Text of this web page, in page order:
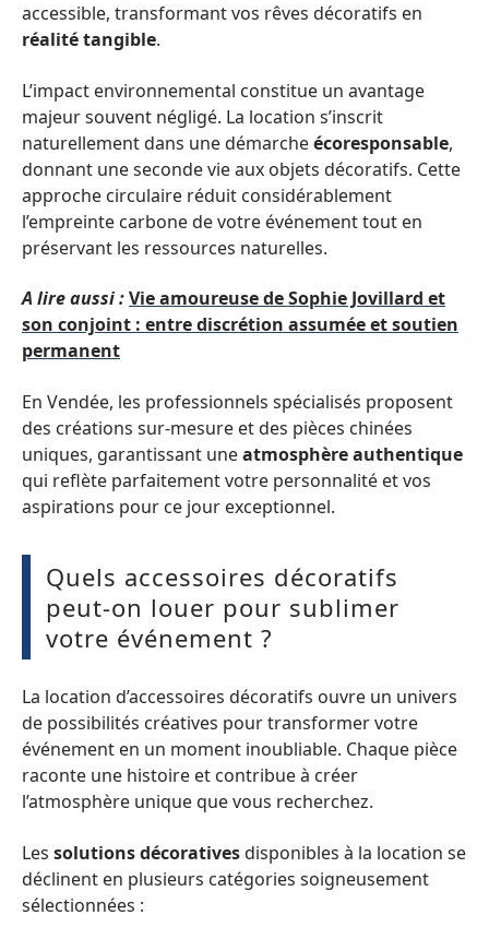
accessible, transformant vos rêves décoratifs en
réalité tangible.
L’impact environnemental constitue un avantage
majeur souvent négligé. La location s’inscrit
naturellement dans une démarcheécoresponsable,
donnant une seconde vie aux objets décoratifs. Cette
approche circulaire réduit considérablement
l’empreinte carbone de votre événement tout en
préservant les ressources naturelles.
A lire aussi :Vie amoureuse de Sophie Jovillard et
son conjoint : entre discrétion assumée et soutien
permanent
En Vendée, les professionnels spécialisés proposent
des créations sur-mesure et des pièces chinées
uniques, garantissant uneatmosphère authentique
qui reflète parfaitement votre personnalité et vos
aspirations pour ce jour exceptionnel.
Quels accessoires décoratifs
peut-on louer pour sublimer
votre événement ?
La location d’accessoires décoratifs ouvre un univers
de possibilités créatives pour transformer votre
événement en un moment inoubliable. Chaque pièce
raconte une histoire et contribue à créer
l’atmosphère unique que vous recherchez.
Les solutions décorativesdisponibles à la location se
déclinent en plusieurs catégories soigneusement
sélectionnées :